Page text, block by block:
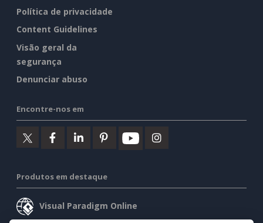
Política de privacidade
Content Guidelines
Visão geral da
segurança
Denunciar abuso
Encontre-nos em
Produtos em destaque
Visual Paradigm Online